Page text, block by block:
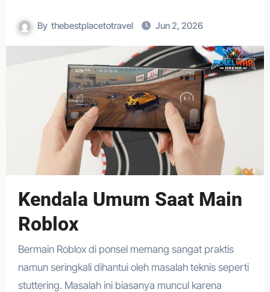
By thebestplacetotravel Jun 2, 2026
Kendala Umum Saat Main
Roblox
Bermain Roblox di ponsel memang sangat praktis
namun seringkali dihantui oleh masalah teknis seperti
stuttering. Masalah ini biasanya muncul karena